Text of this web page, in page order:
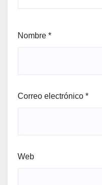
Nombre *
Correo electrónico *
Web